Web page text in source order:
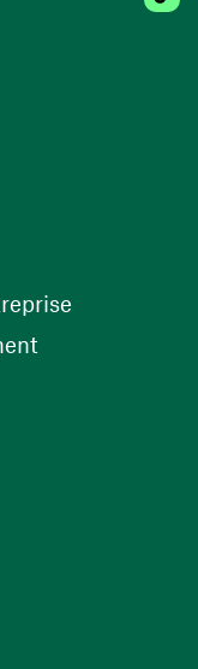
nouvelle
une nouvelle
nouvelle fenêtre)
une nouvelle
fenêtre)
fenêtre)